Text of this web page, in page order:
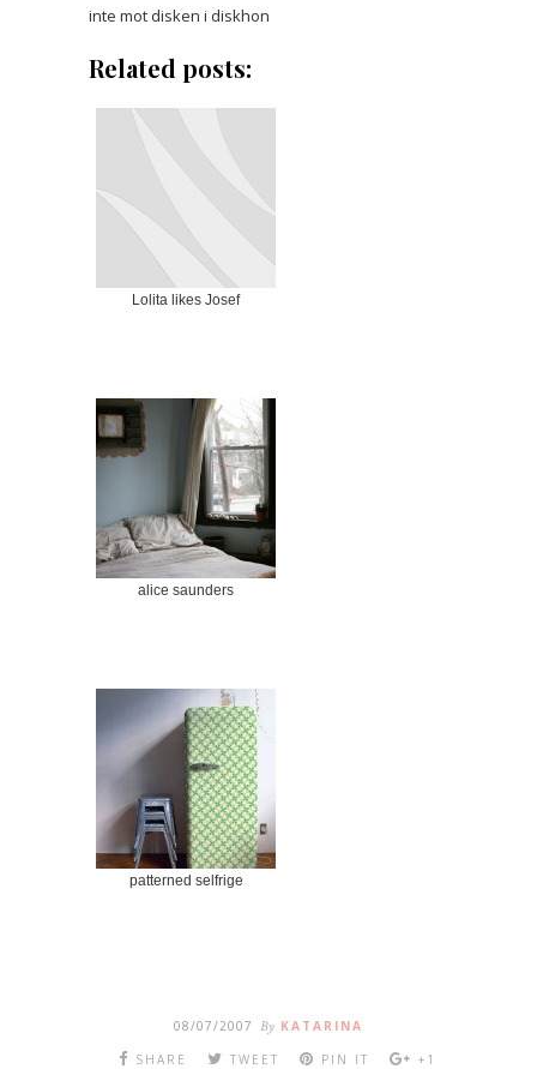
inte mot disken i diskhon
Related posts:
Lolita likes Josef
alice saunders
patterned selfrige
08/07/2007 By KATARINA
SHARE
TWEET PIN IT +1